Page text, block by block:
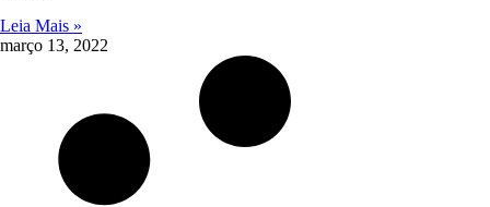
Leia Mais »
março 13, 2022